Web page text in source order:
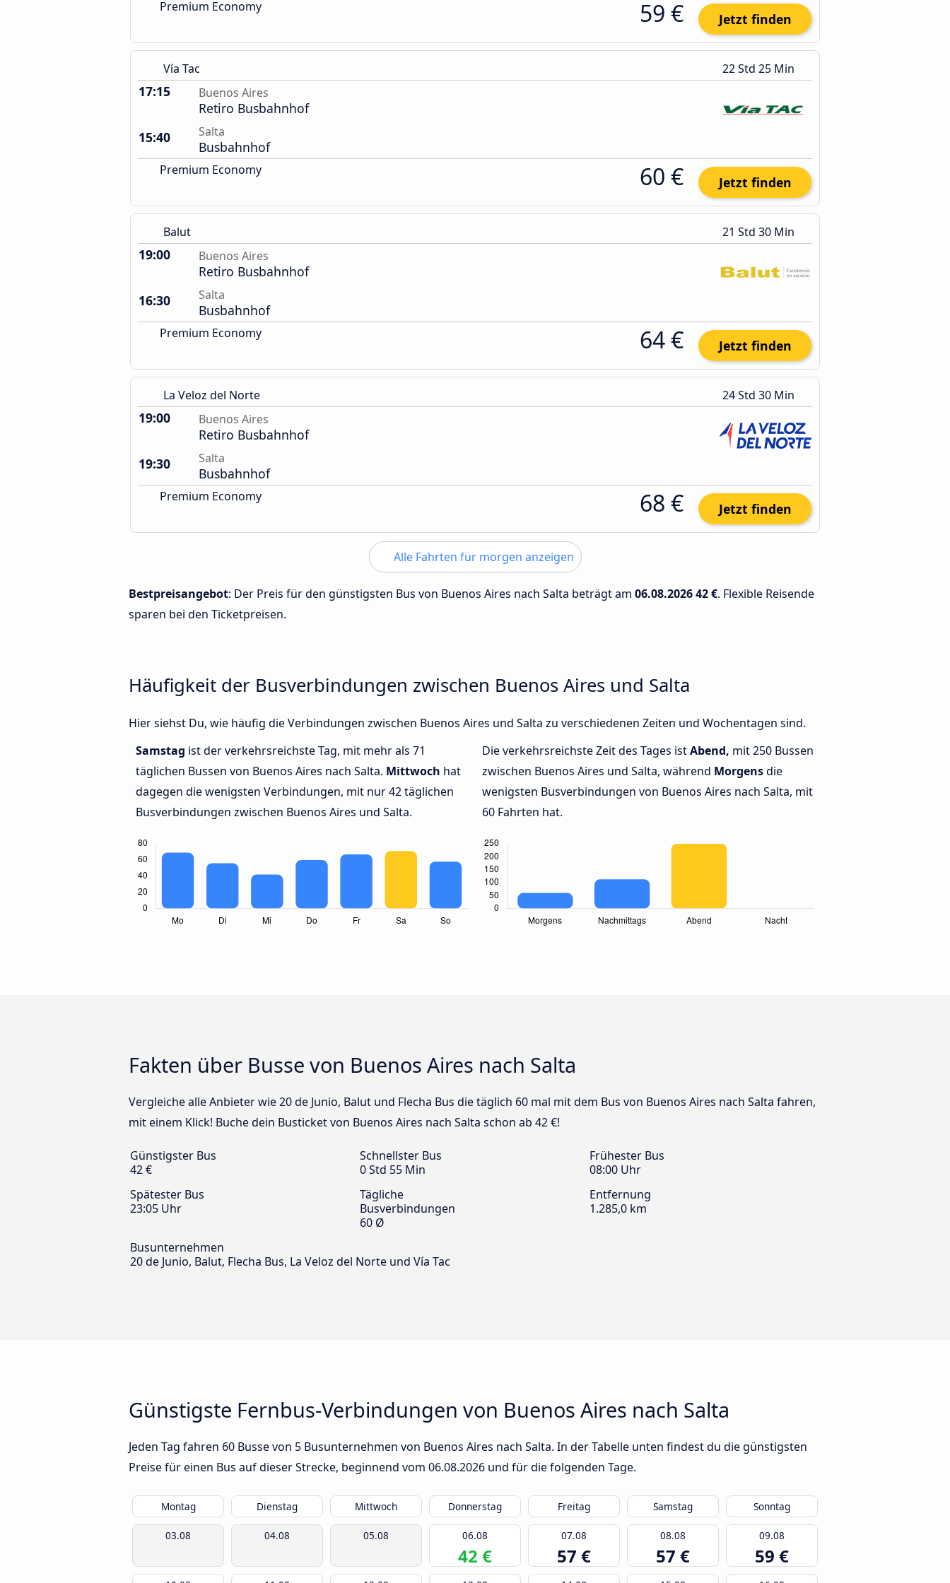
Premium Economy 59 € Jetzt finden
Vía Tac 22 Std 25 Min
17:15 Buenos Aires
Retiro Busbahnhof
15:40
Salta
Busbahnhof
Premium Economy 60 € Jetzt finden
Balut 21 Std 30 Min
19:00 Buenos Aires
Retiro Busbahnhof
16:30
Salta
Busbahnhof
Premium Economy 64 € Jetzt finden
La Veloz del Norte 24 Std 30 Min
19:00 Buenos Aires
Retiro Busbahnhof
19:30
Salta
Busbahnhof
Premium Economy 68 € Jetzt finden
Alle Fahrten für morgen anzeigen
Bestpreisangebot: Der Preis für den günstigsten Bus von Buenos Aires nach Salta beträgt am 06.08.202642 €. Flexible Reisende
sparen bei den Ticketpreisen.
Häufigkeit der Busverbindungen zwischen Buenos Aires und Salta
Hier siehst Du, wie häufig die Verbindungen zwischen Buenos Aires und Salta zu verschiedenen Zeiten und Wochentagen sind.
Samstag ist der verkehrsreichste Tag, mit mehr als 71
täglichen Bussen von Buenos Aires nach Salta. Mittwoch hat
dagegen die wenigsten Verbindungen, mit nur 42 täglichen
Busverbindungen zwischen Buenos Aires und Salta.
Die verkehrsreichste Zeit des Tages istAbend, mit 250 Bussen
zwischen Buenos Aires und Salta, während Morgensdie
wenigsten Busverbindungen von Buenos Aires nach Salta, mit
60 Fahrten hat.
Fakten über Busse von Buenos Aires nach Salta
Vergleiche alle Anbieter wie 20 de Junio, Balut und Flecha Bus die täglich 60 mal mit dem Bus von Buenos Aires nach Salta fahren,
mit einem Klick! Buche dein Busticket von Buenos Aires nach Salta schon ab 42 €!
Günstigster Bus
42 €
Schnellster Bus
0 Std 55 Min
Frühester Bus
08:00 Uhr
Spätester Bus
23:05 Uhr
Tägliche
Busverbindungen
60 Ø
Entfernung
1.285,0 km
Busunternehmen
20 de Junio, Balut, Flecha Bus, La Veloz del Norte und Vía Tac
Günstigste Fernbus-Verbindungen von Buenos Aires nach Salta
Jeden Tag fahren 60 Busse von 5 Busunternehmen von Buenos Aires nach Salta. In der Tabelle unten findest du die günstigsten
Preise für einen Bus auf dieser Strecke, beginnend vom 06.08.2026 und für die folgenden Tage.
Montag Dienstag Mittwoch Donnerstag Freitag Samstag Sonntag
03.08 04.08 05.08 06.08
42 €
07.08
57 €
08.08
57 €
09.08
59 €